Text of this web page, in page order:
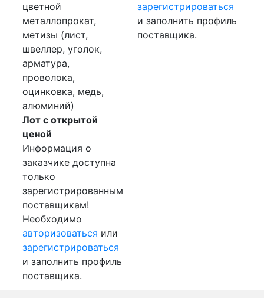
цветной
металлопрокат,
метизы (лист,
швеллер, уголок,
арматура,
проволока,
оцинковка, медь,
алюминий)
Лот с открытой
ценой
Информация о
заказчике доступна
только
зарегистрированным
поставщикам!
Необходимо
авторизоваться или
зарегистрироваться
и заполнить профиль
поставщика.
зарегистрироваться
и заполнить профиль
поставщика.